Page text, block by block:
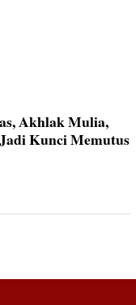
Akhlak Mulia,
Kunci Memutus